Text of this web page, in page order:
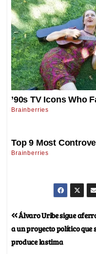
Álvaro Uribe sigue
a un proyecto político que
produce lastima